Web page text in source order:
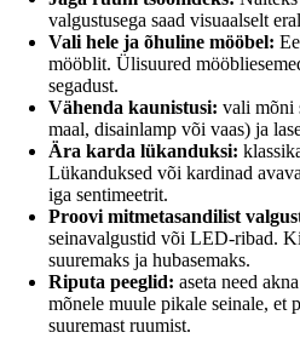
valgustusega saad visuaalselt
Vali hele ja õhuline mööbel:
mööblit. Ülisuured
segadust.
Vähenda kaunistusi: vali mõni
maal, disainlamp või vaas) ja
Ära karda lükanduksi:
Lükanduksed või kardinad
iga sentimeetrit.
Proovi mitmetasandilist
seinavalgustid või LED-ribad.
suuremaks ja hubasemaks.
Riputa peeglid: aseta need
mõnele muule pikale seinale, et
suuremast ruumist.